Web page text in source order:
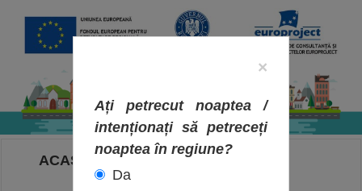
ACASA
×
Ați petrecut noaptea /
intenționați să petreceți
noaptea în regiune?
Da